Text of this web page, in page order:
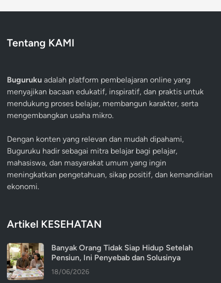
Tentang KAMI
Buguruku adalah platform pembelajaran online yang
menyajikan bacaan edukatif, inspiratif, dan praktis untuk
mendukung proses belajar, membangun karakter, serta
mengembangkan usaha mikro.
Dengan konten yang relevan dan mudah dipahami,
Buguruku hadir sebagai mitra belajar bagi pelajar,
mahasiswa, dan masyarakat umum yang ingin
meningkatkan pengetahuan, sikap positif, dan kemandirian
ekonomi.
Artikel KESEHATAN
Banyak Orang Tidak Siap Hidup Setelah
Pensiun, Ini Penyebab dan Solusinya
18/06/2026